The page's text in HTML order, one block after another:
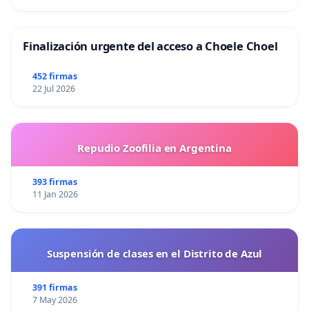
Finalización urgente del acceso a Choele Choel
452 firmas
22 Jul 2026
Repudio Zoofilia en Argentina
393 firmas
11 Jan 2026
Suspensión de clases en el Distrito de Azul
391 firmas
7 May 2026